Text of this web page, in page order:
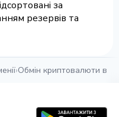
за
резервів та
›Обмін криптовалюти в